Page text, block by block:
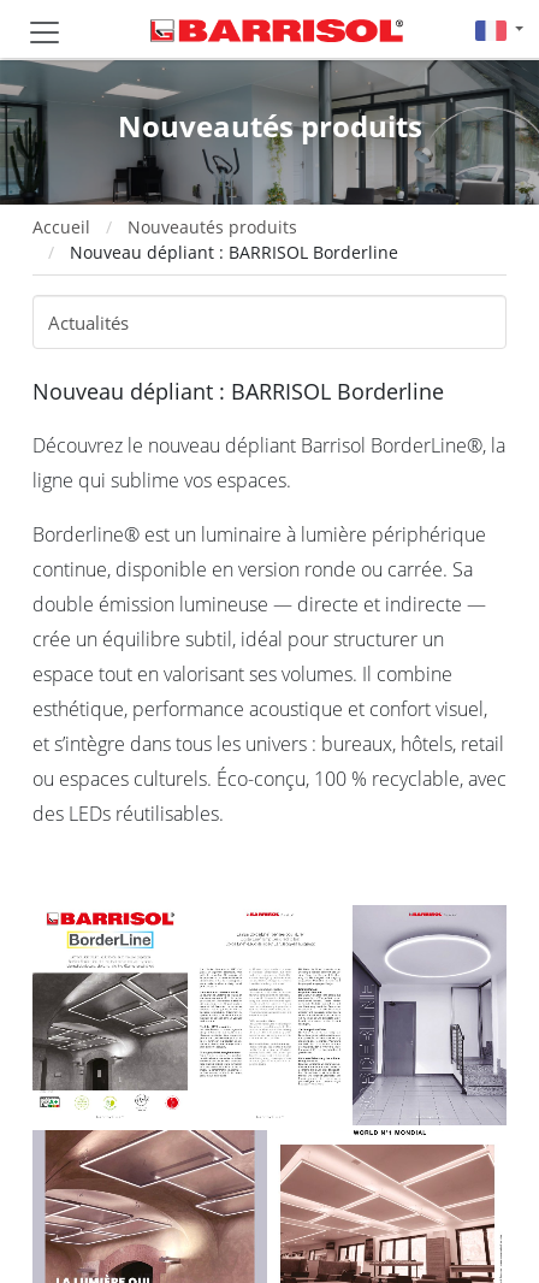
Nouveautés produits
Accueil
Nouveautés produits
Nouveau dépliant : BARRISOL Borderline
Nouveau dépliant : BARRISOL Borderline
Découvrez le nouveau dépliant Barrisol BorderLine®, la
ligne qui sublime vos espaces.
Borderline® est un luminaire à lumière périphérique
continue, disponible en version ronde ou carrée. Sa
double émission lumineuse — directe et indirecte —
crée un équilibre subtil, idéal pour structurer un
espace tout en valorisant ses volumes. Il combine
esthétique, performance acoustique et confort visuel,
et s’intègre dans tous les univers : bureaux, hôtels, retail
ou espaces culturels. Éco-conçu, 100 % recyclable, avec
des LEDs réutilisables.